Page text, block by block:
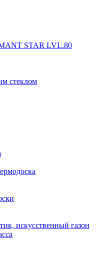
STAR LVL.80
стеклом
искусственный газон